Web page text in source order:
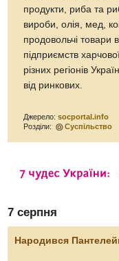
продукти, риба та
вироби, олія, мед,
продовольчі товари
підприємств
різних регіонів
від ринкових.
Джерело:socportal.info
Розділи:
Суспільство
7 серпня
Народився